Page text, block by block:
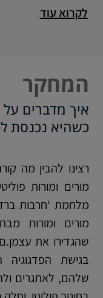
לקרוא עוד
המחקר
איך מדברים
כשהיא נכנסת
רצינו להבין מה
מורים ומורות
שהגדירו את
בגישת הפדגוגיה
שלהם, לאתגרים